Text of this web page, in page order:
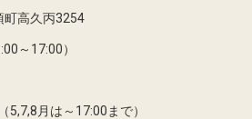
町高久丙3254
～17:00）
5,7,8月は～17:00まで）